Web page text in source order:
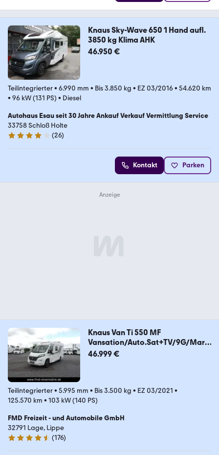
Knaus Sky-Wave 650 1 Hand aufl.
3850 kg Klima AHK
46.950 €
Teilintegrierter• 6.990 mm • Bis 3.850 kg • EZ 03/2016• 54.620 km
• 96 kW (131 PS) • Diesel
Autohaus Esau seit 30 Jahre Ankauf Verkauf Vermittlung Service
33758 Schloß Holte
3.9 Sterne
(26)
Kontakt Parken
Knaus Van Ti 550 MF
Vansation/Auto.Sat+TV/9G/Marki
se/
46.999 €
Teilintegrierter• 5.995 mm • Bis 3.500 kg • EZ 03/2021 •
125.570 km • 103 kW (140 PS)
FMD Freizeit - und Automobile GmbH
32791 Lage, Lippe
4.5 Sterne
(176)